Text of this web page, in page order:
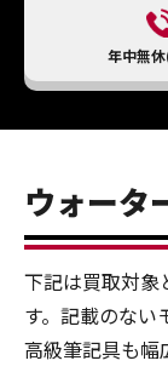
年中無
ウォータ
下記は買取対象
す。記載のない
高級筆記具も幅